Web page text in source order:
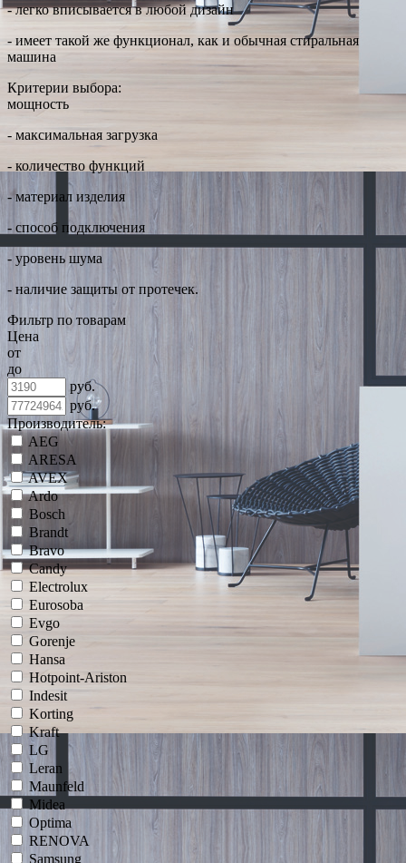
- легко вписывается в любой дизайн
- имеет такой же функционал, как и обычная стиральная
машина
Критерии выбора:
мощность
- максимальная загрузка
- количество функций
- материал изделия
- способ подключения
- уровень шума
- наличие защиты от протечек.
Фильтр по товарам
Цена
от
до
руб.
руб.
Производитель:
AEG
ARESA
AVEX
Ardo
Bosch
Brandt
Bravo
Candy
Electrolux
Eurosoba
Evgo
Gorenje
Hansa
Hotpoint-Ariston
Indesit
Korting
Kraft
LG
Leran
Maunfeld
Midea
Optima
RENOVA
Samsung